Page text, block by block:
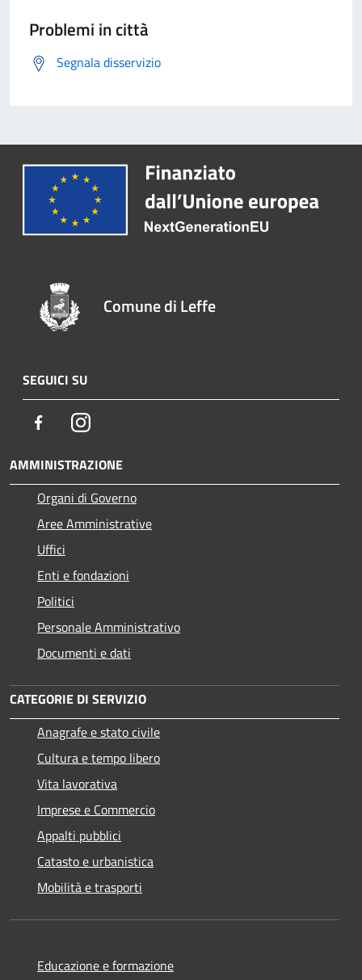
Problemi in città
Segnala disservizio
Comune di Leffe
SEGUICI SU
FacebookInstagram
AMMINISTRAZIONE
Organi di Governo
Aree Amministrative
Uffici
Enti e fondazioni
Politici
Personale Amministrativo
Documenti e dati
CATEGORIE DI SERVIZIO
Anagrafe e stato civile
Cultura e tempo libero
Vita lavorativa
Imprese e Commercio
Appalti pubblici
Catasto e urbanistica
Mobilità e trasporti
Educazione e formazione